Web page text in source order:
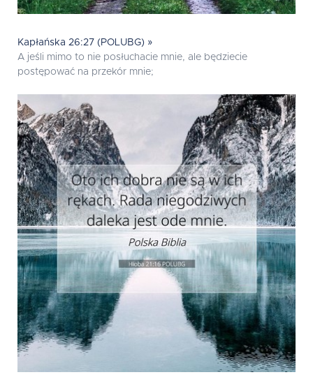
Kapłańska 26:27 (POLUBG) »
A jeśli mimo to nie posłuchacie mnie, ale będziecie
postępować na przekór mnie;